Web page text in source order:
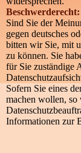
Beschwerderecht:
Sind Sie der
gegen deutsches
bitten wir Sie, mit
zu können. Sie
für Sie zuständige
Sofern Sie eines
machen wollen, so
Informationen zur